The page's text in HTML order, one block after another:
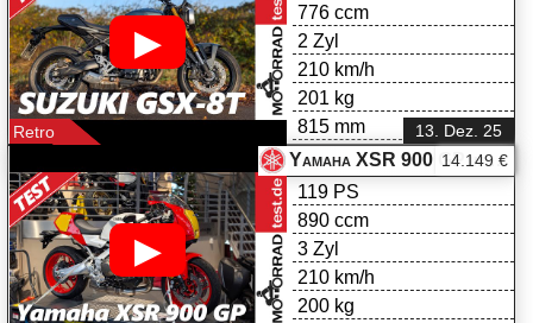
▶
13. Dez. 25
Retro
776 ccm
2 Zyl
210 km/h
201 kg
815 mm
▶
Yamaha XSR 900 GP im Test
14.149 €
119 PS
890 ccm
3 Zyl
210 km/h
200 kg